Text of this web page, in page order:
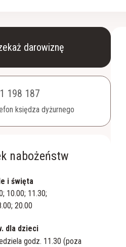
darowiznę
198 187
księdza dyżurnego
nabożeństw
i święta
10.00; 11.30;
20.00
dla dzieci
godz. 11.30 (poza